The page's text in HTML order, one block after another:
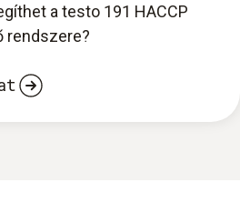
a testo 191 HACCP
rendszere?